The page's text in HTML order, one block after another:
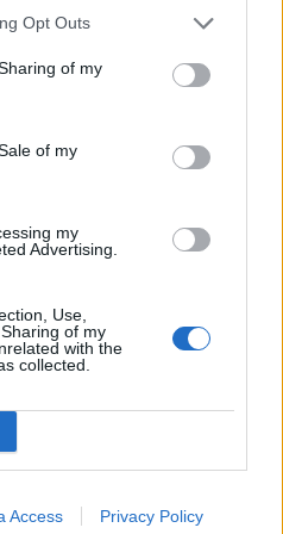
Opt Outs
of my
of my
my
Advertising.
Use,
of my
with the
collected.
Access Privacy Policy
tecnológica. O
permanece, mas o seu
como o cérebro é
Fabiano de Abreu
anterior, ter integrado o
ATP da carreira ao
Blockx na final, encerrando
e pela projeção
de qualificação, nos dias
de atletas em busca
do presidente da
Nuno Piteira Lopes,
municipal, assinalando o
voltou a colocar o
internacional do
hora de jogadores
A LER
e Ofícios”